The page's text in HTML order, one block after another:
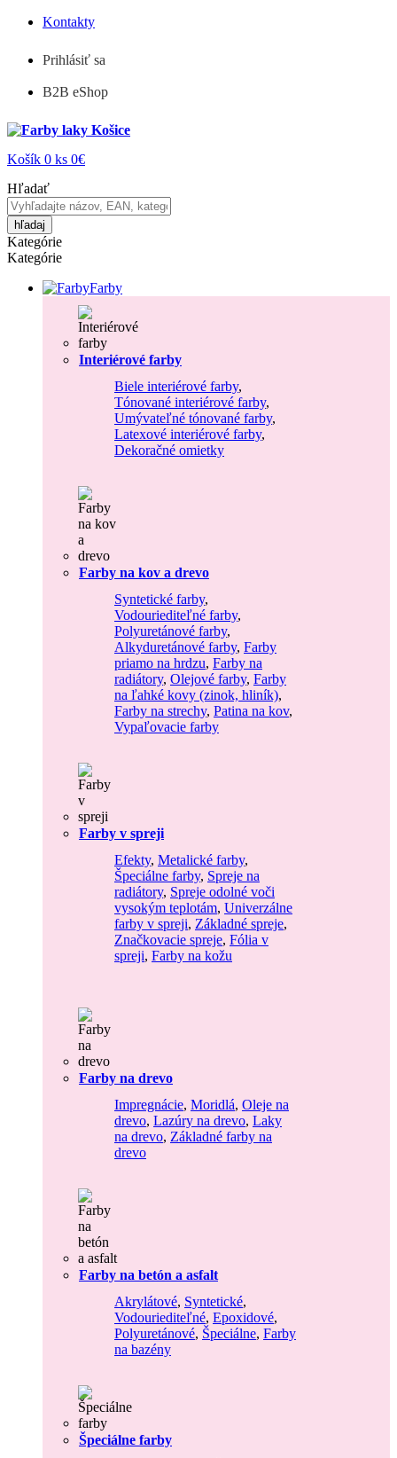
Kontakty
Prihlásiť sa
B2B eShop
Košík 0 ks 0€
Hľadať
hľadaj
Kategórie
Kategórie
Farby
Interiérové farby
Biele interiérové farby,
Tónované interiérové farby,
Umývateľné tónované farby,
Latexové interiérové farby,
Dekoračné omietky
Farby na kov a drevo
Syntetické farby,
Vodouriediteľné farby,
Polyuretánové farby,
Alkyduretánové farby, Farby
priamo na hrdzu, Farby na
radiátory, Olejové farby, Farby
na ľahké kovy (zinok, hliník),
Farby na strechy, Patina na kov,
Vypaľovacie farby
Farby v spreji
Efekty, Metalické farby,
Špeciálne farby, Spreje na
radiátory, Spreje odolné voči
vysokým teplotám, Univerzálne
farby v spreji, Základné spreje,
Značkovacie spreje, Fólia v
spreji, Farby na kožu
Farby na drevo
Impregnácie, Moridlá, Oleje na
drevo, Lazúry na drevo, Laky
na drevo, Základné farby na
drevo
Farby na betón a asfalt
Akrylátové, Syntetické,
Vodouriediteľné, Epoxidové,
Polyuretánové, Špeciálne, Farby
na bazény
Špeciálne farby